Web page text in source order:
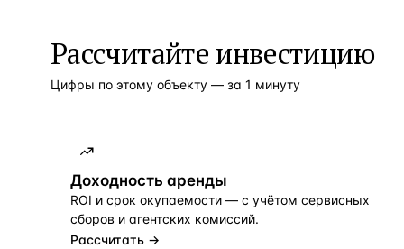
Рассчитайте инвестицию
Цифры по этому объекту — за 1 минуту
Доходность аренды
ROI и срок окупаемости — с учётом сервисных
сборов и агентских комиссий.
Рассчитать →